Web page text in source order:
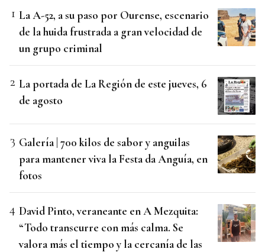
La A-52, a su paso por Ourense, escenario
de la huida frustrada a gran velocidad de
un grupo criminal
La portada de La Región de este jueves, 6
de agosto
Galería | 700 kilos de sabor y anguilas
para mantener viva la Festa da Anguía, en
fotos
David Pinto, veraneante en A Mezquita:
“Todo transcurre con más calma. Se
valora más el tiempo y la cercanía de las